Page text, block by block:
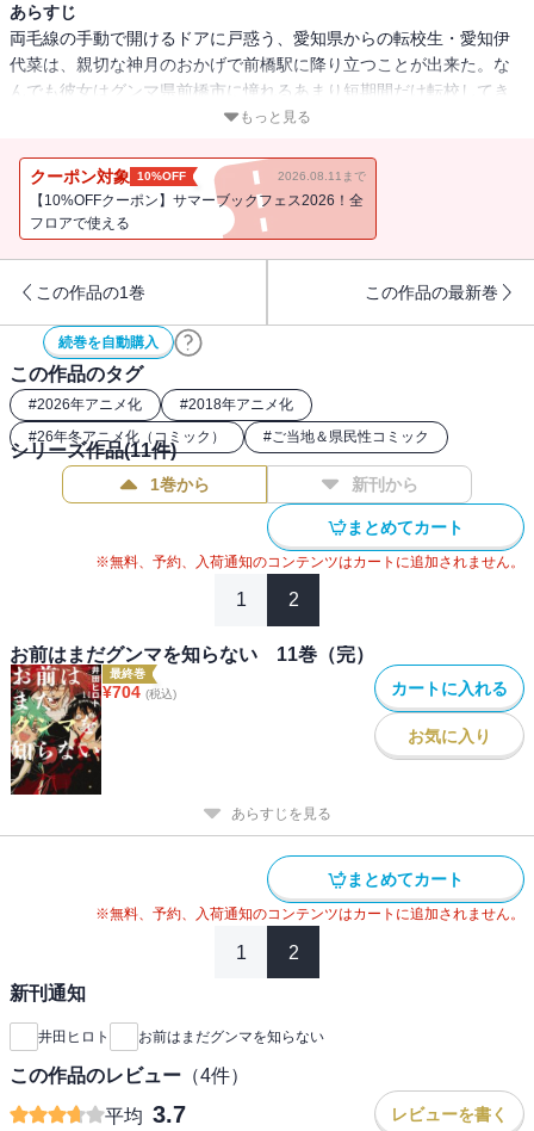
あらすじ
両毛線の手動で開けるドアに戸惑う、愛知県からの転校生・愛知伊
代菜は、親切な神月のおかげで前橋駅に降り立つことが出来た。な
んでも彼女はグンマ県前橋市に憧れるあまり短期間だけ転校してき
たとのこと。愛知は神月に懐き、篠岡、イエティ、一矢の心をざわ
られざる真実、グンマの恐るべき伝統行事の秘密、伊香保温泉のデ
ィープスポットなどを収録。
もっと見る
クーポン対象 10%OFF 2026.08.11まで
【10%OFFクーポン】サマーブックフェス2026！全
フロアで使える
この作品の1巻 この作品の最新巻
続巻を自動購入
この作品のタグ
#2026年アニメ化 #2018年アニメ化
#26年冬アニメ化（コミック） #ご当地＆県民性コミック
シリーズ作品(11件)
1巻から 新刊から
まとめてカート
※無料、予約、入荷通知のコンテンツはカートに追加されません。
1 2
お前はまだグンマを知らない 11巻（完）
最終巻
¥704 (税込) カートに入れる
お気に入り
あらすじを見る
まとめてカート
※無料、予約、入荷通知のコンテンツはカートに追加されません。
1 2
新刊通知
井田ヒロト お前はまだグンマを知らない
この作品のレビュー （4件）
平均 3.7 レビューを書く